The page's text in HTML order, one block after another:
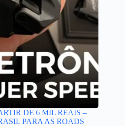
DE 6 MIL REAIS –
PARA AS ROADS